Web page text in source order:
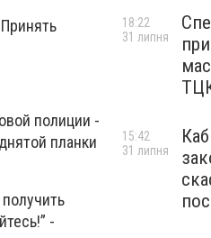
полиции -
планки
-
18:22
31 липня
15:42
31 липня